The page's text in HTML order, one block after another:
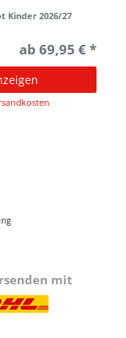
Kinder 2026/27
ab 69,95 € *
mit